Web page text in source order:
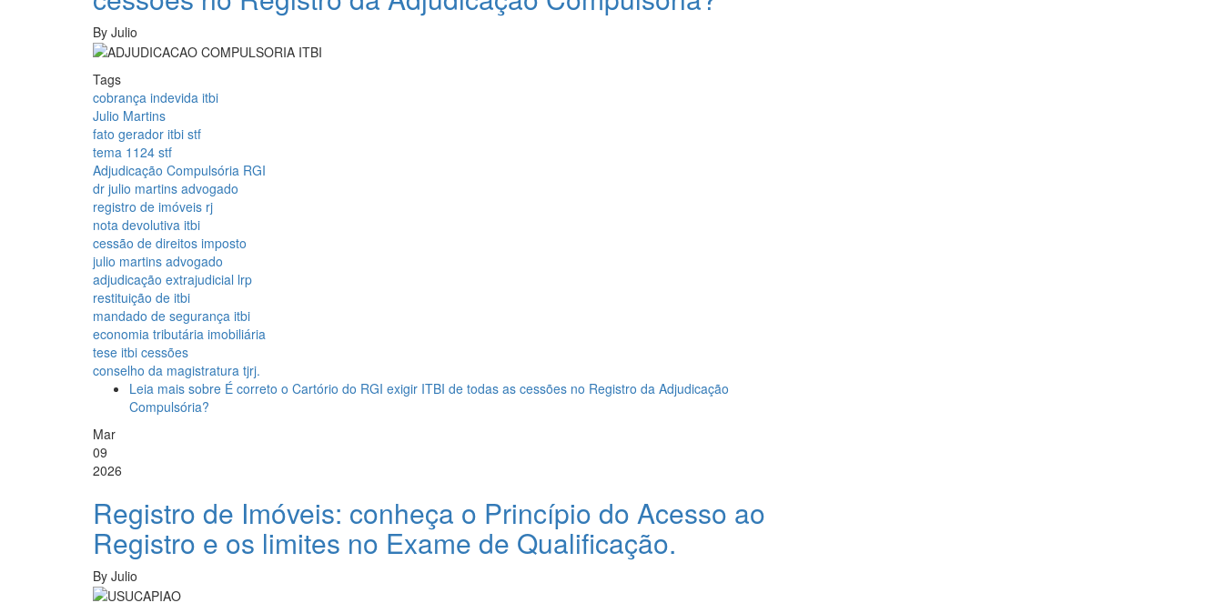
By Julio
Tags
cobrança indevida itbi
Julio Martins
fato gerador itbi stf
tema 1124 stf
Adjudicação Compulsória RGI
dr julio martins advogado
registro de imóveis rj
nota devolutiva itbi
cessão de direitos imposto
julio martins advogado
adjudicação extrajudicial lrp
restituição de itbi
mandado de segurança itbi
economia tributária imobiliária
tese itbi cessões
conselho da magistratura tjrj.
Leia mais sobre É correto o Cartório do RGI exigir ITBI de todas as cessões no Registro da Adjudicação
Compulsória?
Mar
09
2026
Registro de Imóveis: conheça o Princípio do Acesso ao
Registro e os limites no Exame de Qualificação.
By Julio